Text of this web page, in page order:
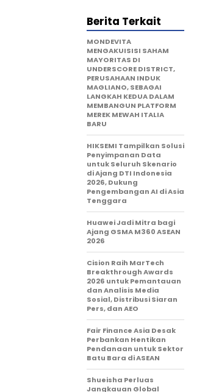
Berita Terkait
MONDEVITA
MENGAKUISISI SAHAM
MAYORITAS DI
UNDERSCORE DISTRICT,
PERUSAHAAN INDUK
MAGLIANO, SEBAGAI
LANGKAH KEDUA DALAM
MEMBANGUN PLATFORM
MEREK MEWAH ITALIA
BARU
HIKSEMI Tampilkan Solusi
Penyimpanan Data
untuk Seluruh Skenario
di Ajang DTI Indonesia
2026, Dukung
Pengembangan AI di Asia
Tenggara
Huawei Jadi Mitra bagi
Ajang GSMA M360 ASEAN
2026
Cision Raih MarTech
Breakthrough Awards
2026 untuk Pemantauan
dan Analisis Media
Sosial, Distribusi Siaran
Pers, dan AEO
Fair Finance Asia Desak
Perbankan Hentikan
Pendanaan untuk Sektor
Batu Bara di ASEAN
Shueisha Perluas
Jangkauan Global